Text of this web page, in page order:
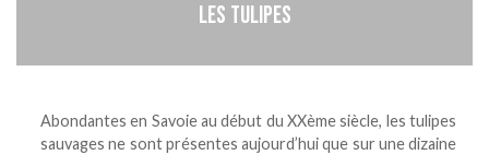
LES TULIPES
Abondantes en Savoie au début du XXème siècle, les tulipes
sauvages ne sont présentes aujourd’hui que sur une dizaine